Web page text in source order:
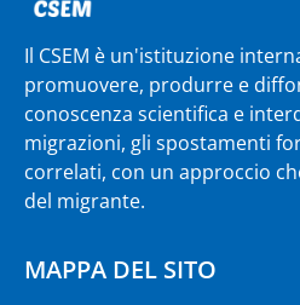
Il CSEM è un'istituzione
promuovere, produrre e
conoscenza scientifica e
migrazioni, gli spostamenti
correlati, con un approccio
del migrante.
MAPPA DEL SITO